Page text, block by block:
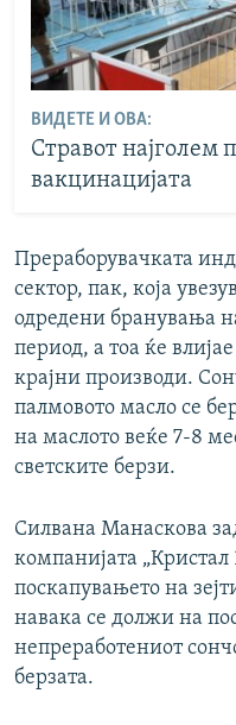
ВИДЕТЕ И ОВА:
Стравот најголем
вакцинацијата
Прераборувачката
сектор, пак, која
одредени бранувања
период, а тоа ќе
крајни производи.
палмовото масло се
на маслото веќе 7-8
светските берзи.
Силвана Манаскова
компанијата „Кристал
поскапувањето на
навака се должи на
непреработениот
берзата.